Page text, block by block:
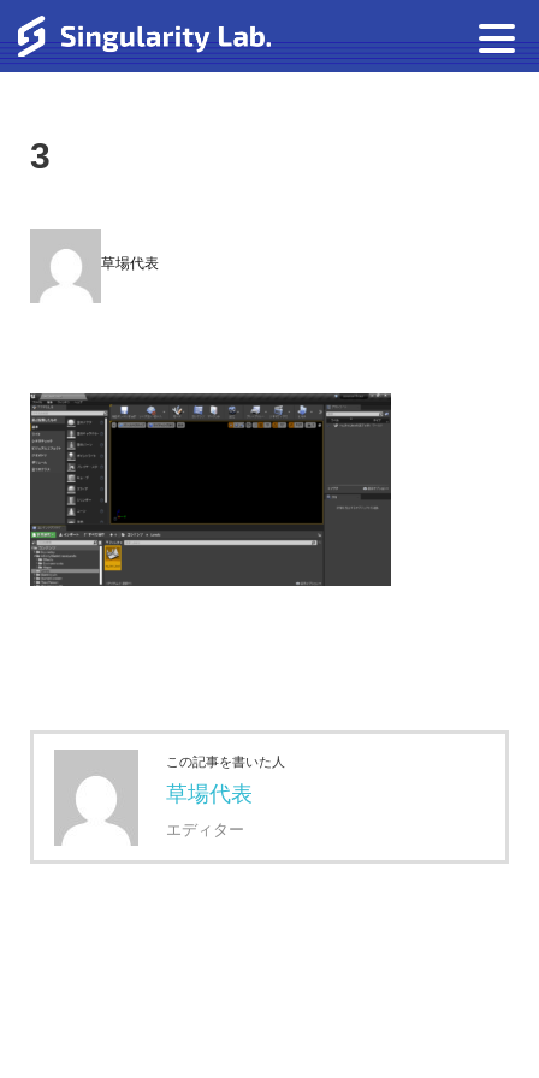
3
草場代表
この記事を書いた人
草場代表
エディター